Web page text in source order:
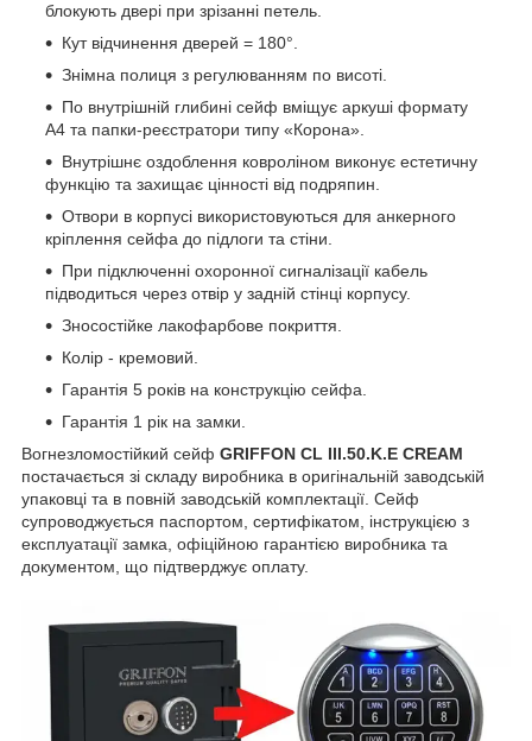
блокують двері при зрізанні петель.
Кут відчинення дверей = 180°.
Знімна полиця з регулюванням по висоті.
По внутрішній глибині сейф вміщує аркуші формату
А4 та папки-реєстратори типу «Корона».
Внутрішнє оздоблення ковроліном виконує естетичну
функцію та захищає цінності від подряпин.
Отвори в корпусі використовуються для анкерного
кріплення сейфа до підлоги та стіни.
При підключенні охоронної сигналізації кабель
підводиться через отвір у задній стінці корпусу.
Зносостійке лакофарбове покриття.
Колір - кремовий.
Гарантія 5 років на конструкцію сейфа.
Гарантія 1 рік на замки.
Вогнезломостійкий сейф GRIFFON CL III.50.K.E CREAM
постачається зі складу виробника в оригінальній заводській
упаковці та в повній заводській комплектації. Сейф
супроводжується паспортом, сертифікатом, інструкцією з
експлуатації замка, офіційною гарантією виробника та
документом, що підтверджує оплату.